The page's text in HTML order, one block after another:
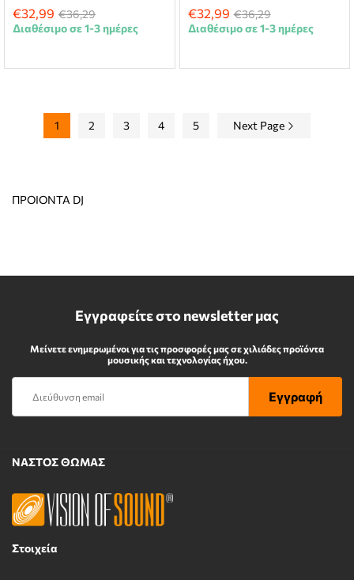
€32,99 €36,29
Διαθέσιμο σε 1-3 ημέρες
€32,99 €36,29
Διαθέσιμο σε 1-3 ημέρες
1 2 3 4 5 Next Page
ΠΡΟΙΟΝΤΑ DJ
Εγγραφείτε στο newsletter μας
Μείνετε ενημερωμένοι για τις προσφορές μας σε χιλιάδες προϊόντα
μουσικής και τεχνολογίας ήχου.
ΝΑΣΤΟΣ ΘΩΜΑΣ
Στοιχεία